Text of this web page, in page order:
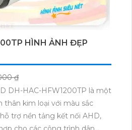
HÌNH ẢNH ĐẸP
₫
DH-HAC-HFW1200TP là một
thân kim loại với màu sắc
trợ nền tảng kết nối AHD,